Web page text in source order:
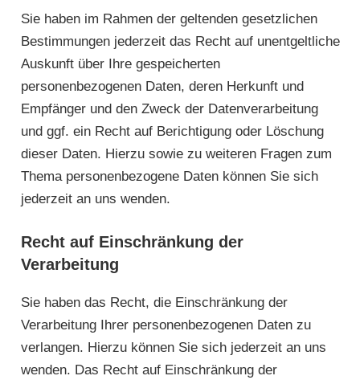
Sie haben im Rahmen der geltenden gesetzlichen
Bestimmungen jederzeit das Recht auf unentgeltliche
Auskunft über Ihre gespeicherten
personenbezogenen Daten, deren Herkunft und
Empfänger und den Zweck der Datenverarbeitung
und ggf. ein Recht auf Berichtigung oder Löschung
dieser Daten. Hierzu sowie zu weiteren Fragen zum
Thema personenbezogene Daten können Sie sich
jederzeit an uns wenden.
Recht auf Einschränkung der
Verarbeitung
Sie haben das Recht, die Einschränkung der
Verarbeitung Ihrer personenbezogenen Daten zu
verlangen. Hierzu können Sie sich jederzeit an uns
wenden. Das Recht auf Einschränkung der